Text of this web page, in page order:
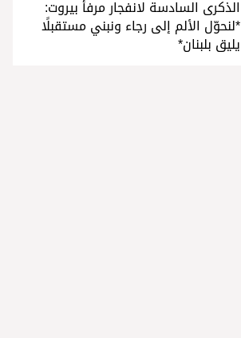
الذكرى السادسة لانفجار مرفأ بيروت:
*لنحوّل الألم إلى رجاء ونبني مستقبلًا
يليق بلبنان*